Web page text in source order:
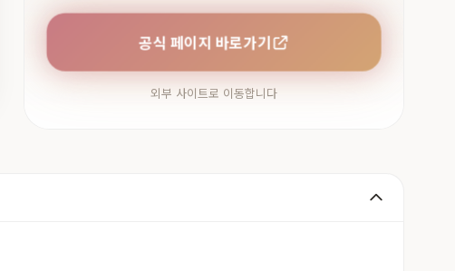
공식 페이지 바로가기
외부 사이트로 이동합니다